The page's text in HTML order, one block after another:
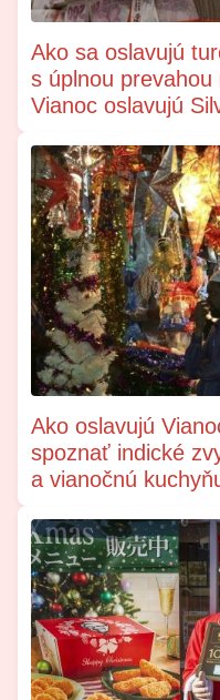
Ako sa oslavujú
s úplnou
Vianoc oslavujú
Ako oslavujú
spoznať indické
a vianočnú